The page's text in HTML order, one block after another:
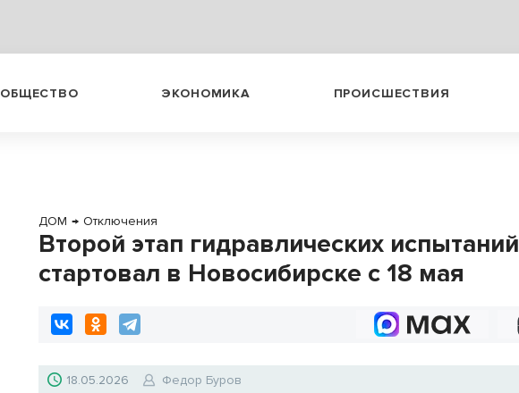
ОБЩЕСТВО ЭКОНОМИКА ПРОИСШЕСТВИЯ
ДОМ → Отключения
Второй этап гидравлических испытаний
стартовал в Новосибирске с 18 мая
18.05.2026 Федор Буров